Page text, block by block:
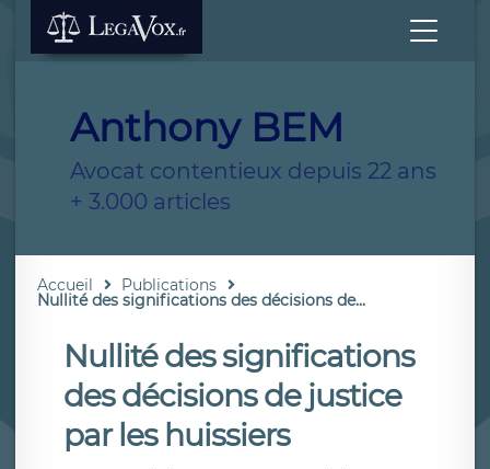
Anthony BEM
Avocat contentieux depuis 22 ans
+ 3.000 articles
Accueil Publications
Nullité des significations des décisions de...
Nullité des significations
des décisions de justice
par les huissiers